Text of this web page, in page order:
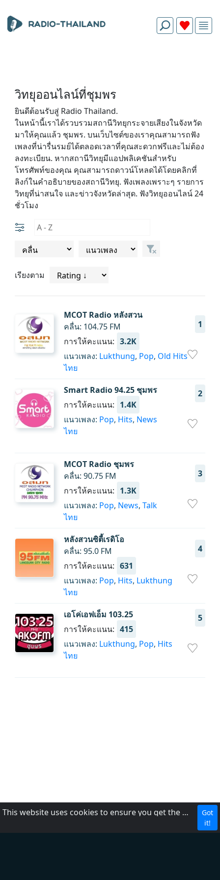
วิทยุออนไลน์ที่ชุมพร
ยินดีต้อนรับสู่ Radio Thailand.
ในหน้านี้เราได้รวบรวมสถานีวิทยุกระจายเสียงในจังหวัด
มาให้คุณแล้ว ชุมพร. บนเว็บไซต์ของเราคุณสามารถฟัง
เพลงที่น่ารื่นรมย์ได้ตลอดเวลาที่คุณสะดวกฟรีและไม่ต้อง
ลงทะเบียน. หากสถานีวิทยุมีแอปพลิเคชันสำหรับ
โทรศัพท์ของคุณ คุณสามารถดาวน์โหลดได้โดยคลิกที่
ลิงก์ในคำอธิบายของสถานีวิทยุ. ฟังเพลงเพราะๆ รายการ
วิทยุที่น่าสนใจ และข่าวจังหวัดล่าสุด. ฟังวิทยุออนไลน์ 24
ชั่วโมง
เรียงตาม
MCOT Radio หลังสวน
1
คลื่น: 104.75 FM
การให้คะแนน: 3.2K
แนวเพลง: Lukthung, Pop, Old Hits
ไทย
Smart Radio 94.25 ชุมพร
2
การให้คะแนน: 1.4K
แนวเพลง: Pop, Hits, News
ไทย
MCOT Radio ชุมพร
3
คลื่น: 90.75 FM
การให้คะแนน: 1.3K
แนวเพลง: Pop, News, Talk
ไทย
หลังสวนซิตี้เรดิโอ
4
คลื่น: 95.0 FM
การให้คะแนน: 631
แนวเพลง: Pop, Hits, Lukthung
ไทย
เอโค่เอฟเอ็ม 103.25
5
การให้คะแนน: 415
แนวเพลง: Lukthung, Pop, Hits
ไทย
This website uses cookies to ensure you get the best experience on our website.
Got
it!